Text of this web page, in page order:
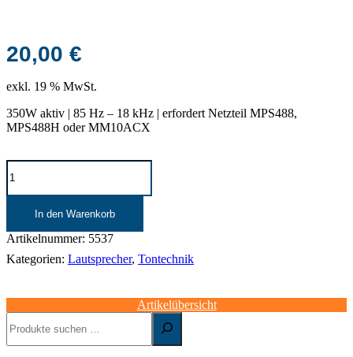
20,00 €
exkl. 19 % MwSt.
350W aktiv | 85 Hz – 18 kHz | erfordert Netzteil MPS488,
MPS488H oder MM10ACX
MEYERSOUND-
Lautsprecher
|
Menge
In den Warenkorb
Artikelnummer: 5537
Kategorien: Lautsprecher, Tontechnik
Artikelübersicht